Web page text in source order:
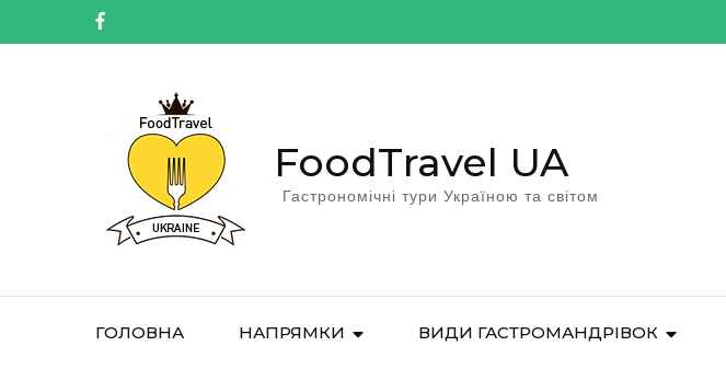
FoodTravel UA
Гастрономічні тури Україною та світом
ГОЛОВНА НАПРЯМКИ ВИДИ ГАСТРОМАНДРІВОК